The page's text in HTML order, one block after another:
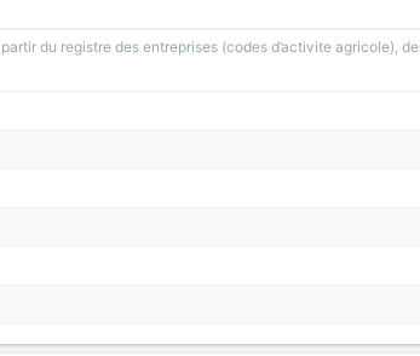
du registre des entreprises (codes d’activite agricole),